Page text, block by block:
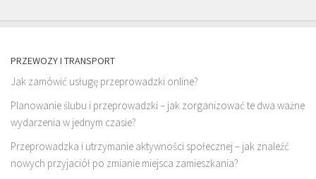
PRZEWOZY I TRANSPORT
Jak zamówić usługę przeprowadzki online?
Planowanie ślubu i przeprowadzki – jak zorganizować te dwa ważne
wydarzenia w jednym czasie?
Przeprowadzka i utrzymanie aktywności społecznej – jak znaleźć
nowych przyjaciół po zmianie miejsca zamieszkania?